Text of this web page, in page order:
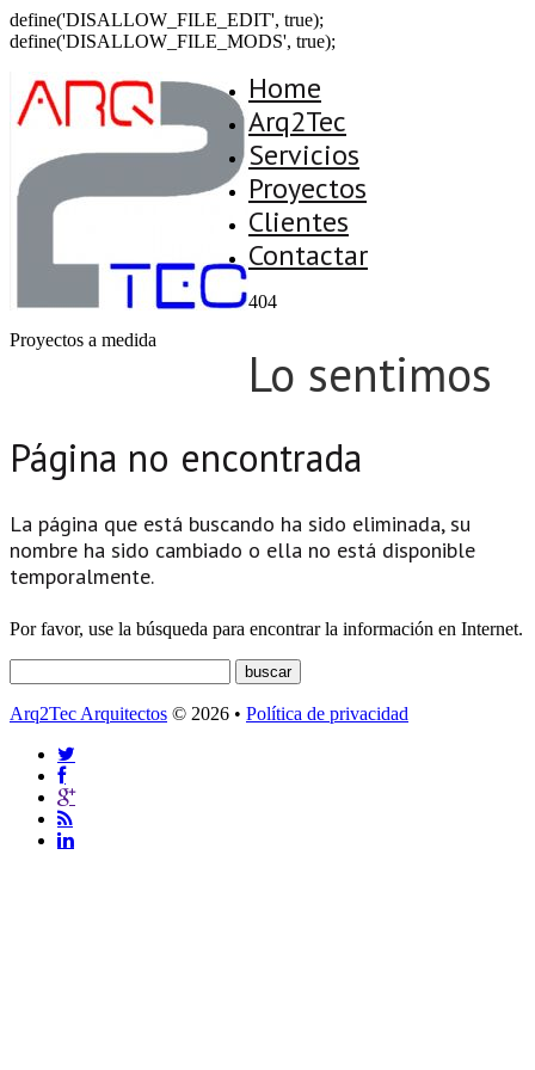
define('DISALLOW_FILE_EDIT', true);
define('DISALLOW_FILE_MODS', true);
Proyectos a medida
Home
Arq2Tec
Servicios
Proyectos
Clientes
Contactar
404
Lo sentimos
Página no encontrada
La página que está buscando ha sido eliminada, su
nombre ha sido cambiado o ella no está disponible
temporalmente.
Por favor, use la búsqueda para encontrar la información en Internet.
Arq2Tec Arquitectos © 2026 • Política de privacidad